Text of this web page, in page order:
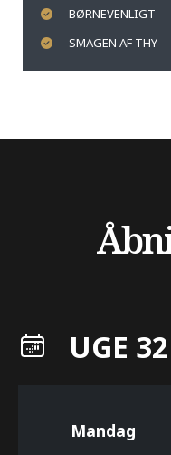
BØRNEVENLIGT
SMAGEN AF THY
UGE 32
Mandag